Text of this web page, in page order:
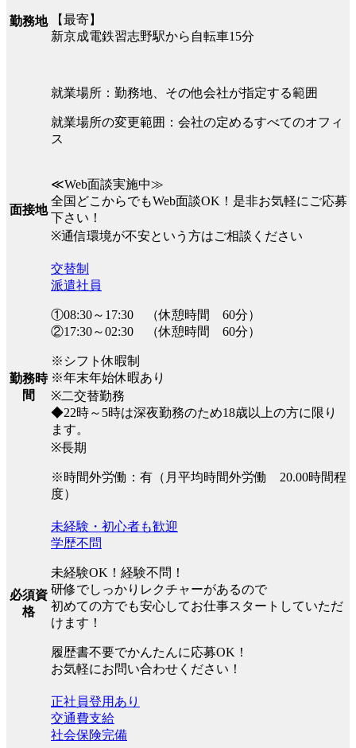
勤務地
【最寄】
新京成電鉄習志野駅から自転車15分
就業場所：勤務地、その他会社が指定する範囲
就業場所の変更範囲：会社の定めるすべてのオフィ
ス
面接地
≪Web面談実施中≫
全国どこからでもWeb面談OK！是非お気軽にご応募
下さい！
※通信環境が不安という方はご相談ください
勤務時
間
交替制
派遣社員
①08:30～17:30 （休憩時間 60分）
②17:30～02:30 （休憩時間 60分）
※シフト休暇制
※年末年始休暇あり
※二交替勤務
◆22時～5時は深夜勤務のため18歳以上の方に限り
ます。
※長期
※時間外労働：有（月平均時間外労働 20.00時間程
度）
必須資
格
未経験・初心者も歓迎
学歴不問
未経験OK！経験不問！
研修でしっかりレクチャーがあるので
初めての方でも安心してお仕事スタートしていただ
けます！
履歴書不要でかんたんに応募OK！
お気軽にお問い合わせください！
正社員登用あり
交通費支給
社会保険完備